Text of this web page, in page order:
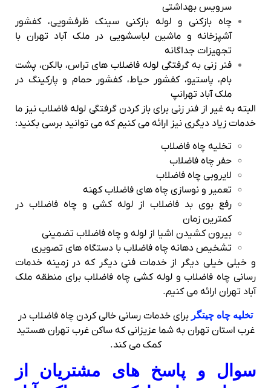
سرویس بهداشتی
چاه بازکنی و لوله بازکنی سینک ظرفشویی، کفشور
آشپزخانه و ماشین لباسشویی در ملک آباد تهران با
تجهیزات جداگانه
فنر زنی به گرفتگی لوله فاضلاب های تراس، بالکن، پشت
بام، پاستیو، کفشور حیاط، کفشور حمام و پارکینگ در
ملک آباد تهرانپ
البته به غیر از فنر زنی برای باز کردن گرفتگی لوله فاضلاب نیز ما
خدمات زیاد دیگری نیز ارائه می کنیم که می توانید برسی بکنید:
تخلیه چاه فاضلاب
حفر چاه فاضلاب
لایروبی چاه فاضلاب
تعمیر و نوسازی چاه های فاضلاب کهنه
رفع بوی بد فاضلاب از لوله کشی و چاه فاضلاب در
کمترین زمان
بیرون کشیدن اشیا از لوله و چاه فاضلاب تضمینی
تشخیص دهانه چاه فاضلاب با دستگاه های تصویری
و خیلی خیلی دیگر از خدمات فنی دیگر که در زمینه خدمات
رسانی چاه فاضلاب و لوله کشی چاه فاضلاب برای منطقه ملک
آباد تهران ارائه می کنیم.
تخلیه چاه چیتگر برای خدمات رسانی خالی کردن چاه فاضلاب در
غرب استان تهران به شما عزیزانی که ساکن غرب تهران هستید
کمک می کند.
سوال و پاسخ های مشتریان از